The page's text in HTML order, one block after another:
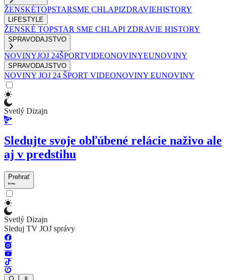
ŽENSKÉTOPSTARSME CHLAPIZDRAVIEHISTORY
LIFESTYLE
ŽENSKÉ TOPSTAR SME CHLAPI ZDRAVIE HISTORY
SPRAVODAJSTVO
NOVINYJOJ 24ŠPORTVIDEONOVINYEUNOVINY
SPRAVODAJSTVO
NOVINY JOJ 24 ŠPORT VIDEONOVINY EUNOVINY
Svetlý Dizajn
Sledujte svoje obľúbené relácie naživo ale
aj v predstihu
Prehrať
Svetlý Dizajn
Sleduj TV JOJ správy